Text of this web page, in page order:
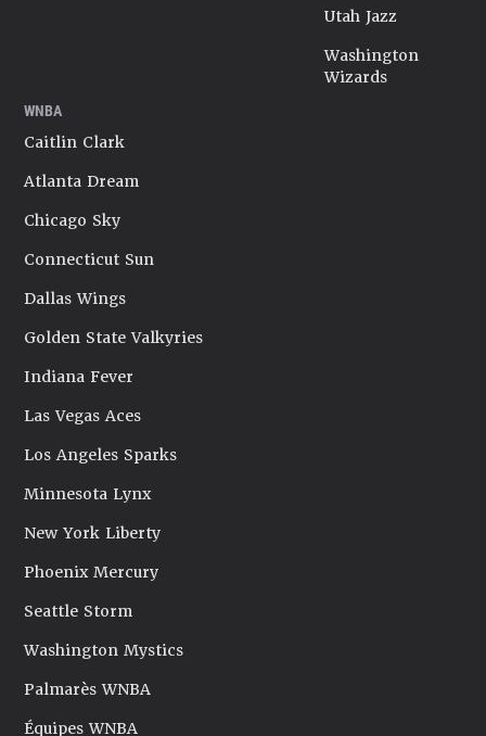
Utah Jazz
Washington
Wizards
WNBA
Caitlin Clark
Atlanta Dream
Chicago Sky
Connecticut Sun
Dallas Wings
Golden State Valkyries
Indiana Fever
Las Vegas Aces
Los Angeles Sparks
Minnesota Lynx
New York Liberty
Phoenix Mercury
Seattle Storm
Washington Mystics
Palmarès WNBA
Équipes WNBA